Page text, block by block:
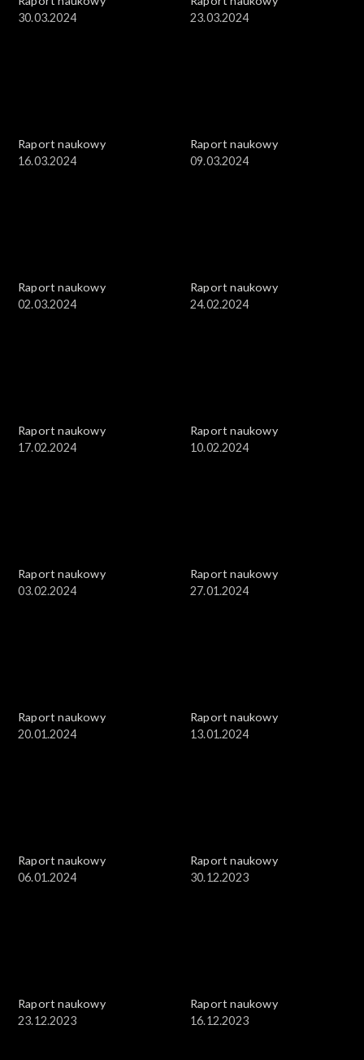
30.03.2024
23.03.2024
Raport naukowy
16.03.2024
Raport naukowy
09.03.2024
Raport naukowy
02.03.2024
Raport naukowy
24.02.2024
Raport naukowy
17.02.2024
Raport naukowy
10.02.2024
Raport naukowy
03.02.2024
Raport naukowy
27.01.2024
Raport naukowy
20.01.2024
Raport naukowy
13.01.2024
Raport naukowy
06.01.2024
Raport naukowy
30.12.2023
Raport naukowy
23.12.2023
Raport naukowy
16.12.2023